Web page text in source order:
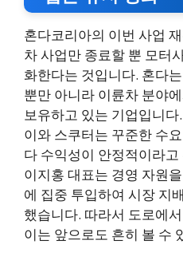
혼다코리아의 이번 사업
차 사업만 종료할 뿐 모터
화한다는 것입니다. 혼다
뿐만 아니라 이륜차 분야
보유하고 있는 기업입니
이와 스쿠터는 꾸준한 수
다 수익성이 안정적이라
이지홍 대표는 경영 자원
에 집중 투입하여 시장 지
했습니다. 따라서 도로에
이는 앞으로도 흔히 볼 수